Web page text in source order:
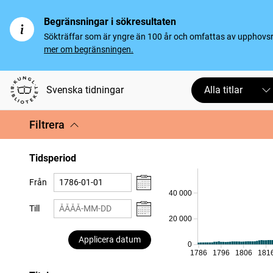
Begränsningar i sökresultaten
Sökträffar som är yngre än 100 år och omfattas av
mer om begränsningen.
Svenska tidningar Alla titlar
Filtrera
Tidsperiod
Från
Till
Applicera datum
0
20 000
40 000
1786 1796 1806